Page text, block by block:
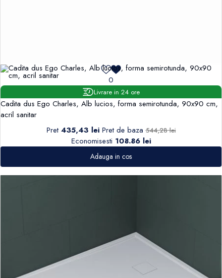
0
Livrare in 24 ore
Cadita dus Ego Charles, Alb lucios, forma semirotunda, 90x90 cm,
acril sanitar
Pret 435,43 lei Pret de baza 544,28 lei
Economisesti 108.86 lei
Adauga in cos